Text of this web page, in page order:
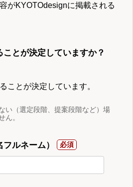
がKYOTOdesignに掲載される
とが決定していますか？
ことが決定しています。
い（選定段階、提案段階など）場
ん。
ルネーム）